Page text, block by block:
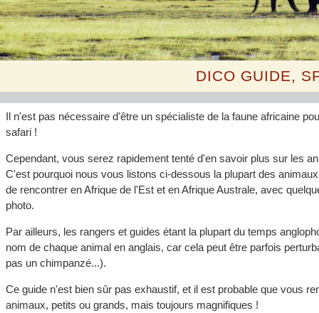
DICO GUIDE,
Il n'est pas nécessaire d'être un spécialiste de la faune africaine
safari !
Cependant, vous serez rapidement tenté d'en savoir plus sur les
C'est pourquoi nous vous listons ci-dessous la plupart des
de rencontrer en Afrique de l'Est et en Afrique Australe, avec
photo.
Par ailleurs, les rangers et guides étant la plupart du temps
nom de chaque animal en anglais, car cela peut être parfois
pas un chimpanzé...).
Ce guide n'est bien sûr pas exhaustif, et il est probable que vous
animaux, petits ou grands, mais toujours magnifiques !